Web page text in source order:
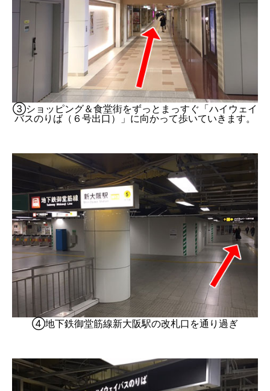
③ショッピング＆食堂街をずっとまっすぐ「ハイウェイ
バスのりば（６号出口）」に向かって歩いていきます。
④地下鉄御堂筋線新大阪駅の改札口を通り過ぎ